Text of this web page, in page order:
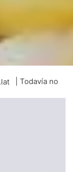
| Todavía no